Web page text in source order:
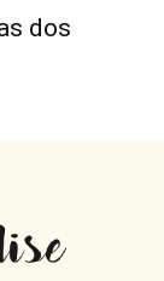
dos